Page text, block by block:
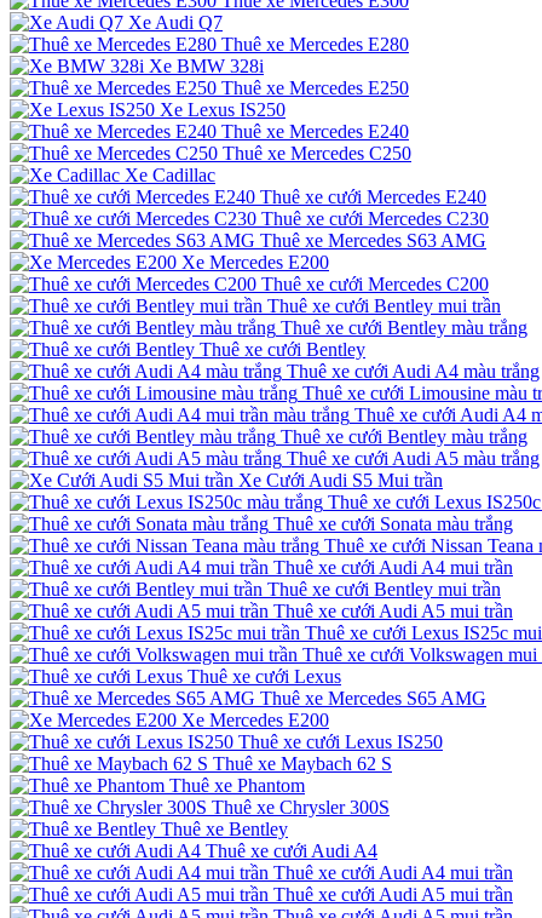
Xe Audi Q7
Thuê xe Mercedes E280
Xe BMW 328i
Thuê xe Mercedes E250
Xe Lexus IS250
Thuê xe Mercedes E240
Thuê xe Mercedes C250
Xe Cadillac
Thuê xe cưới Mercedes E240
Thuê xe cưới Mercedes C230
Thuê xe Mercedes S63 AMG
Xe Mercedes E200
Thuê xe cưới Mercedes C200
Thuê xe cưới Bentley mui trần
Thuê xe cưới Bentley màu trắng
Thuê xe cưới Bentley
Thuê xe cưới Audi A4 màu trắng
Thuê xe cưới Limousine màu
Thuê xe cưới Audi A4
Thuê xe cưới Bentley màu trắng
Thuê xe cưới Audi A5 màu trắng
Xe Cưới Audi S5 Mui trần
Thuê xe cưới Lexus
Thuê xe cưới Sonata màu trắng
Thuê xe cưới Nissan Teana
Thuê xe cưới Audi A4 mui trần
Thuê xe cưới Bentley mui trần
Thuê xe cưới Audi A5 mui trần
Thuê xe cưới Lexus IS25c
Thuê xe cưới Volkswagen mui
Thuê xe cưới Lexus
Thuê xe Mercedes S65 AMG
Xe Mercedes E200
Thuê xe cưới Lexus IS250
Thuê xe Maybach 62 S
Thuê xe Phantom
Thuê xe Chrysler 300S
Thuê xe Bentley
Thuê xe cưới Audi A4
Thuê xe cưới Audi A4 mui trần
Thuê xe cưới Audi A5 mui trần